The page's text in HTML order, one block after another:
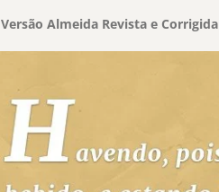
Versão Almeida Revista e Corrigida